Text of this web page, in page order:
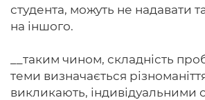
студента, можуть не надавати
на іншого.
__таким чином, складність
теми визначається
викликають, індивідуальними